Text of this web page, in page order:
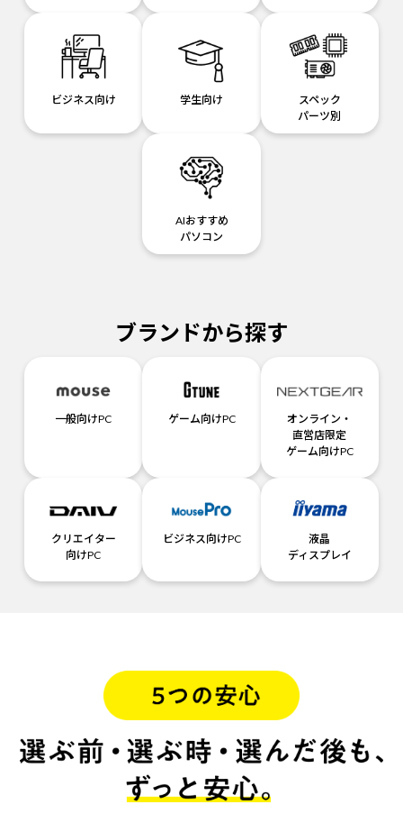
ビジネス向け 学生向け
スペック
パーツ別
AIおすすめ
パソコン
ブランドから探す
一般向けPC ゲーム向けPC
オンライン・
直営店限定
ゲーム向けPC
クリエイター
向けPC
ビジネス向けPC
液晶
ディスプレイ